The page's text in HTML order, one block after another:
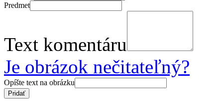
Predmet
Text komentáru
Je obrázok nečitateľný?
Opíšte text na obrázku